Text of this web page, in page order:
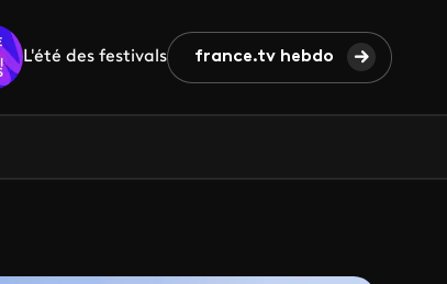
L'été des festivals france.tv hebdo